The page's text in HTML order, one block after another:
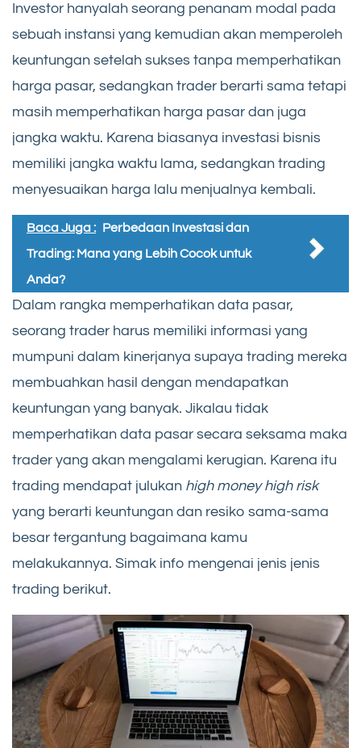
Investor hanyalah seorang penanam modal pada
sebuah instansi yang kemudian akan memperoleh
keuntungan setelah sukses tanpa memperhatikan
harga pasar, sedangkan trader berarti sama tetapi
masih memperhatikan harga pasar dan juga
jangka waktu. Karena biasanya investasi bisnis
memiliki jangka waktu lama, sedangkan trading
menyesuaikan harga lalu menjualnya kembali.
Baca Juga : Perbedaan Investasi dan
Trading: Mana yang Lebih Cocok untuk
Anda?
Dalam rangka memperhatikan data pasar,
seorang trader harus memiliki informasi yang
mumpuni dalam kinerjanya supaya trading mereka
membuahkan hasil dengan mendapatkan
keuntungan yang banyak. Jikalau tidak
memperhatikan data pasar secara seksama maka
trader yang akan mengalami kerugian. Karena itu
trading mendapat julukan high money high risk
yang berarti keuntungan dan resiko sama-sama
besar tergantung bagaimana kamu
melakukannya. Simak info mengenai jenis jenis
trading berikut.